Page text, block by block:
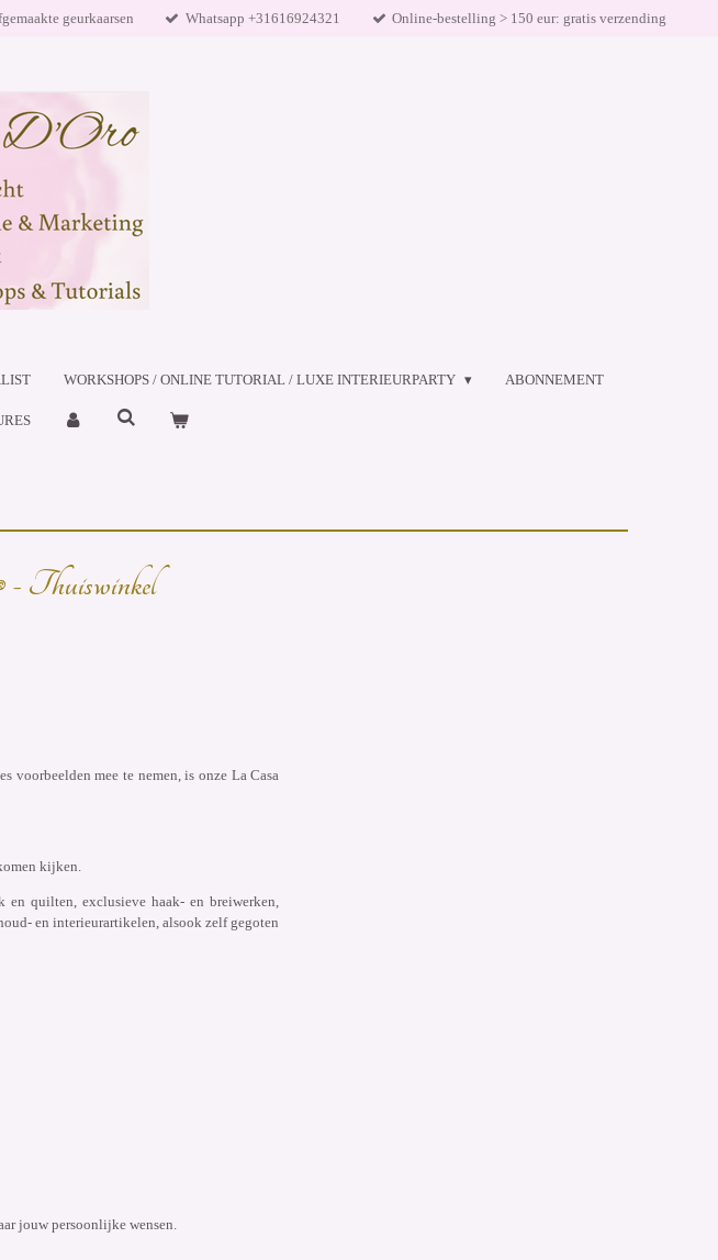
geurkaarsen Whatsapp +31616924321 Online-bestelling > 150 eur: gratis verzending
WORKSHOPS / ONLINE TUTORIAL / LUXE INTERIEURPARTY ABONNEMENT
Thuiswinkel
mee te nemen, is onze La Casa
kijken.
quilten, exclusieve haak- en breiwerken,
en interieurartikelen, alsook zelf gegoten
jouw persoonlijke wensen.